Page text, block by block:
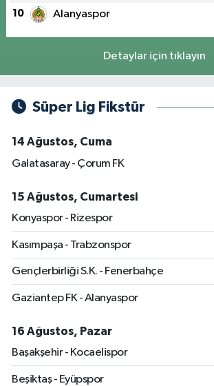
10 Alanyaspor
Detaylar için tıklayın
Süper Lig Fikstür
14 Ağustos, Cuma
Galatasaray - Çorum FK
15 Ağustos, Cumartesi
Konyaspor - Rizespor
Kasımpaşa - Trabzonspor
Gençlerbirliği S.K. - Fenerbahçe
Gaziantep FK - Alanyaspor
16 Ağustos, Pazar
Başakşehir - Kocaelispor
Beşiktaş - Eyüpspor